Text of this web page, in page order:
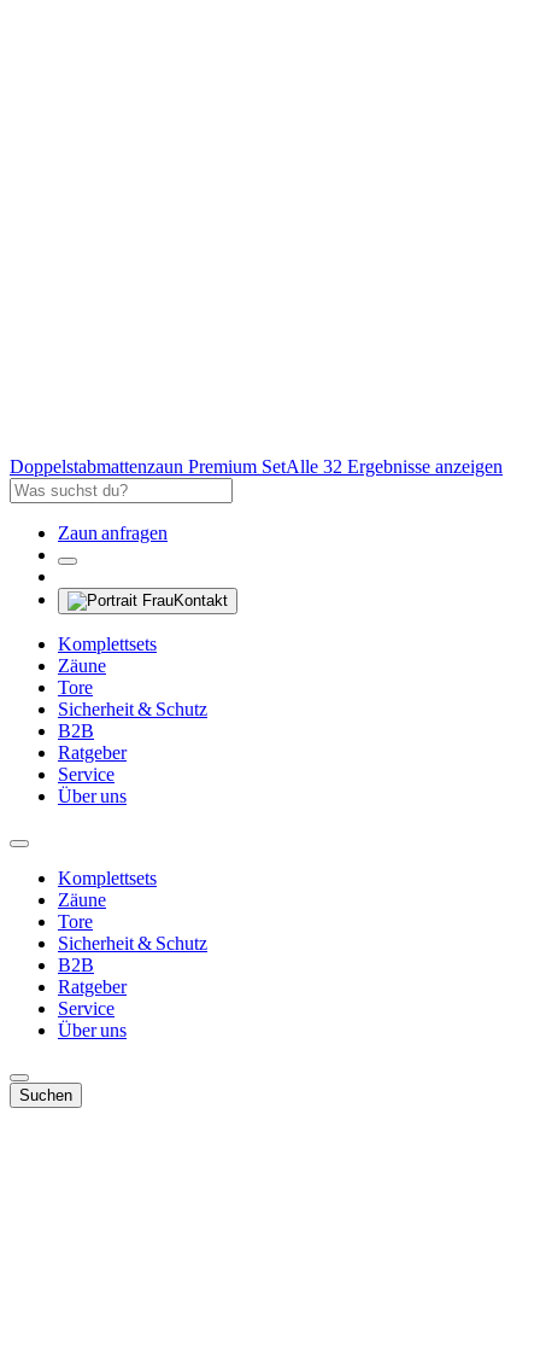
Doppelstabmattenzaun Premium SetAlle 32 Ergebnisse anzeigen
Zaun anfragen
Kontakt
Komplettsets
Zäune
Tore
Sicherheit & Schutz
B2B
Ratgeber
Service
Über uns
Komplettsets
Zäune
Tore
Sicherheit & Schutz
B2B
Ratgeber
Service
Über uns
Suchen